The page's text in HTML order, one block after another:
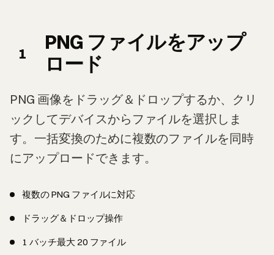
1
PNG ファイルをアップ
ロード
PNG 画像をドラッグ＆ドロップするか、クリ
ックしてデバイスからファイルを選択しま
す。一括変換のために複数のファイルを同時
にアップロードできます。
複数の PNG ファイルに対応
ドラッグ＆ドロップ操作
1 バッチ最大 20 ファイル